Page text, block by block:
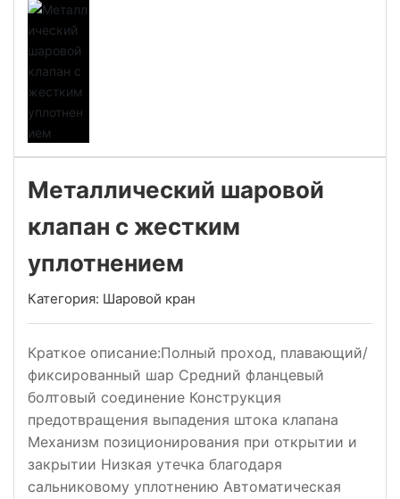
Металлический шаровой
клапан с жестким
уплотнением
Категория: Шаровой кран
Краткое описание:Полный проход, плавающий/
фиксированный шар Средний фланцевый
болтовый соединение Конструкция
предотвращения выпадения штока клапана
Механизм позиционирования при открытии и
закрытии Низкая утечка благодаря
сальниковому уплотнению Автоматическая